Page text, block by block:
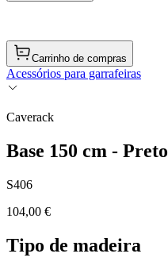
Carrinho de compras
Acessórios para garrafeiras
Caverack
Base 150 cm - Preto
S406
104,00 €
Tipo de madeira